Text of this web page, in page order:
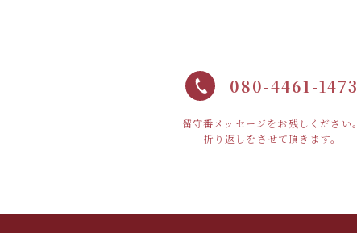
080-4461-1473
留守番メッセージをお残しください。
折り返しをさせて頂きます。